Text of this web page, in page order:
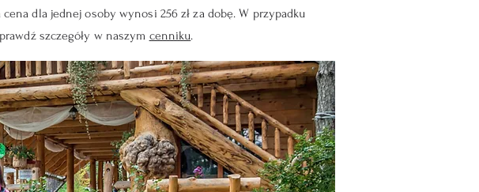
dla jednej osoby wynosi 256 zł za dobę. W przypadku
szczegóły w naszym cenniku.